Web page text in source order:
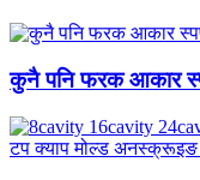
कुनै पनि फरक आकार